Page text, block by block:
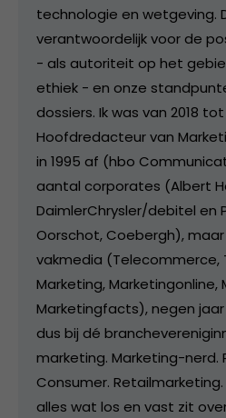
technologie en wetgeving.
verantwoordelijk voor de
- als autoriteit op het
ethiek - en onze
dossiers. Ik was van 2018
Hoofdredacteur van
in 1995 af (hbo
aantal corporates (Albert
DaimlerChrysler/debitel en
Oorschot, Coebergh), maar
vakmedia (Telecommerce,
Marketing, Marketingonline,
Marketingfacts), negen jaar
dus bij dé
marketing. Marketing-nerd.
Consumer.
alles wat los en vast zit